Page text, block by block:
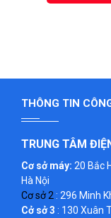
THÔNG TIN
TRUNG TÂM
Cơ sở máy: 20 Bắc
Hà Nội
Cơ sở 2 : 296 Minh
Cở sở 3 : 130 Xuân